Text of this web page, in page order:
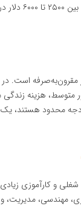
مقرون‌به‌صرفه است.
محدود هستند،
و کارآموزی زیادی
مهندسی، مدیریت،